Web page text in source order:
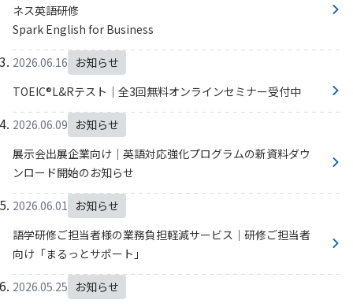
ネス英語研修
Spark English for Business
2026.06.16 お知らせ
TOEIC®L&Rテスト｜全3回無料オンラインセミナー受付中
2026.06.09 お知らせ
展示会出展企業向け｜英語対応強化プログラムの新資料ダウ
ンロード開始のお知らせ
2026.06.01 お知らせ
語学研修ご担当者様の業務負担軽減サービス｜研修ご担当者
向け「まるっとサポート」
2026.05.25 お知らせ